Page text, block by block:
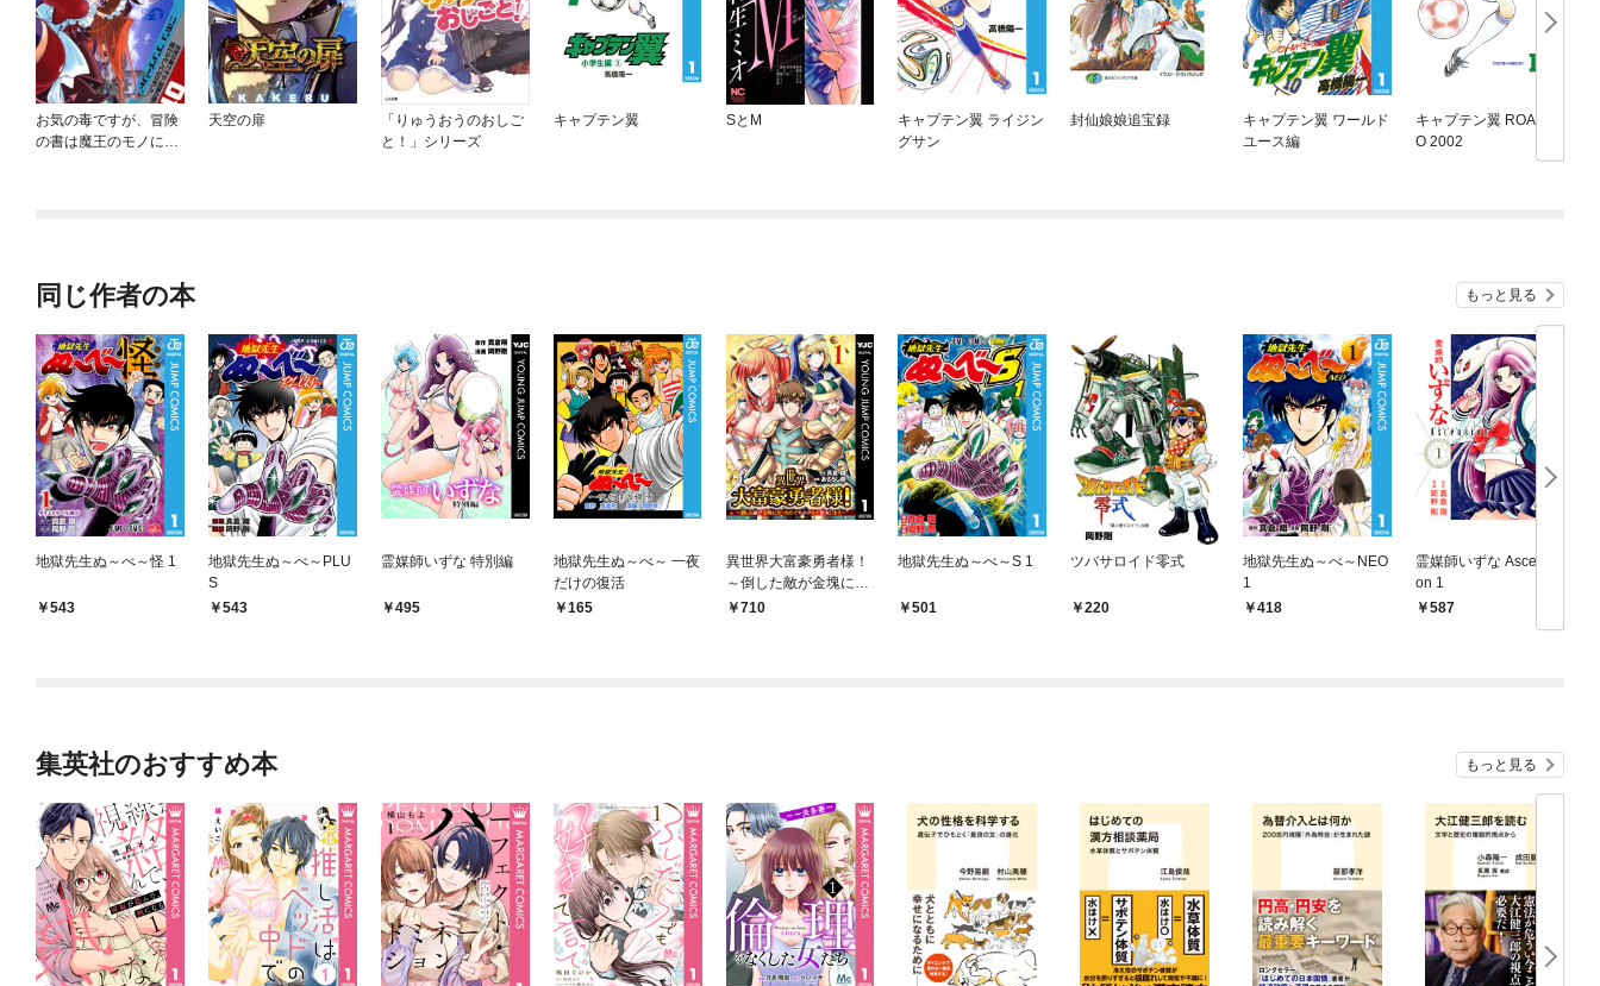
お気の毒ですが、冒険
の書は魔王のモノにな
天空の扉
「りゅうおうのおしご
と！」シリーズ
キャプテン翼 SとM
キャプテン翼 ライジン
グサン
封仙娘娘追宝録
キャプテン翼 ワールド
ユース編
キャプテン翼 ROAD T
O 2002
同じ作者の本 もっと見る
地獄先生ぬ～べ～怪 1
543
地獄先生ぬ～べ～PLU
S
543
霊媒師いずな 特別編
495
地獄先生ぬ～べ～ 一夜
だけの復活
165
異世界大富豪勇者様！
～倒した敵が金塊にな
ったのでカネの力で無
710
地獄先生ぬ～べ～S 1
501
ツバサロイド零式
220
地獄先生ぬ～べ～NEO
1
418
霊媒師いずな Ascensi
on 1
587
集英社のおすすめ本 もっと見る